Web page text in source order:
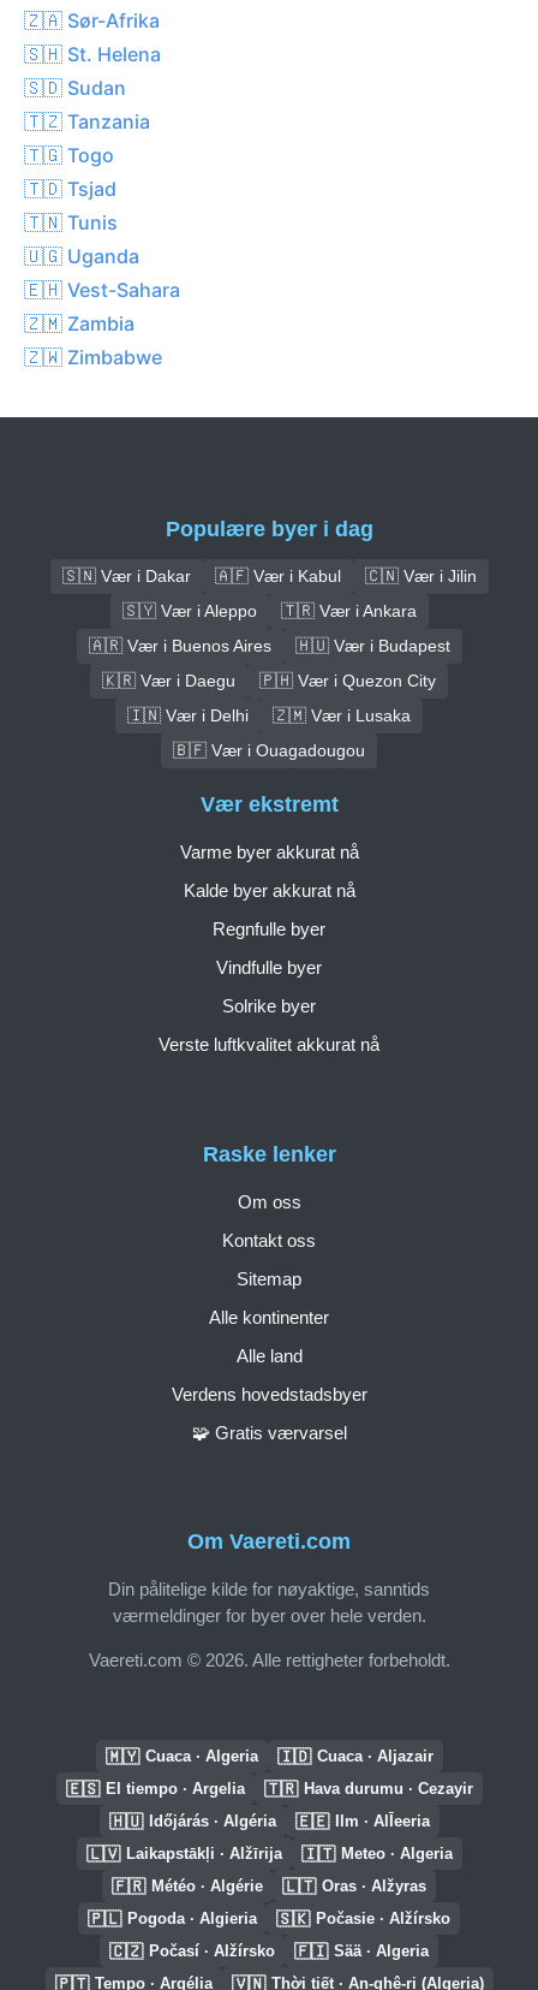
🇿🇦 Sør-Afrika
🇸🇭 St. Helena
🇸🇩 Sudan
🇹🇿 Tanzania
🇹🇬 Togo
🇹🇩 Tsjad
🇹🇳 Tunis
🇺🇬 Uganda
🇪🇭 Vest-Sahara
🇿🇲 Zambia
🇿🇼 Zimbabwe
Populære byer i dag
🇸🇳 Vær i Dakar 🇦🇫 Vær i Kabul
🇨🇳 Vær i Jilin
🇸🇾 Vær i Aleppo
🇹🇷 Vær i Ankara
🇦🇷 Vær i Buenos Aires
🇭🇺 Vær i Budapest
🇰🇷 Vær i Daegu
🇵🇭 Vær i Quezon City
🇮🇳 Vær i Delhi
🇿🇲 Vær i Lusaka
🇧🇫 Vær i Ouagadougou
Om Vaereti.com
Din pålitelige kilde for nøyaktige, sanntids
værmeldinger for byer over hele verden.
Vaereti.com © 2026. Alle rettigheter forbeholdt.
Raske lenker
Om oss
Kontakt oss
Sitemap
Alle kontinenter
Alle land
Verdens hovedstadsbyer
🧩 Gratis værvarsel
Vær ekstremt
Varme byer akkurat nå
Kalde byer akkurat nå
Regnfulle byer
Vindfulle byer
Solrike byer
Verste luftkvalitet akkurat nå
🇲🇾 Cuaca · Algeria 🇮🇩 Cuaca · Aljazair
🇪🇸 El tiempo · Argelia 🇹🇷 Hava durumu · Cezayir
🇭🇺 Időjárás · Algéria 🇪🇪 Ilm · AlĪeeria
🇱🇻 Laikapstākļi · Alžīrija 🇮🇹 Meteo · Algeria
🇫🇷 Météo · Algérie 🇱🇹 Oras · Alžyras
🇵🇱 Pogoda · Algieria 🇸🇰 Počasie · Alžírsko
🇨🇿 Počasí · Alžírsko 🇫🇮 Sää · Algeria
🇵🇹 Tempo · Argélia 🇻🇳 Thời tiết · An-ghê-ri (Algeria)